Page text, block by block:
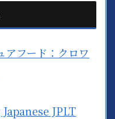
アフード：クロワ
JPLT